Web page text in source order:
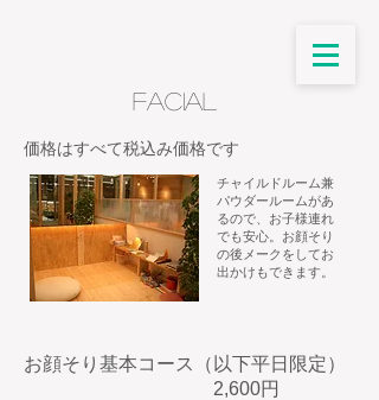
facial
​価格はすべて税込み価格です
チャイルドルーム兼
パウダールームがあ
るので、お子様連れ
でも安心。お顔そり
の後メークをしてお
出かけもできます。
お顔そり基本コース（以下平日限定）
2,600円